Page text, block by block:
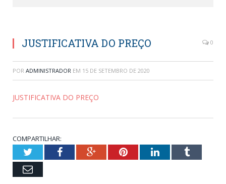
JUSTIFICATIVA DO PREÇO 0
POR ADMINISTRADOR EM 15 DE SETEMBRO DE 2020
JUSTIFICATIVA DO PREÇO
COMPARTILHAR:
TwitterFacebookGoogle+PinterestLinkedInTumblr
Email